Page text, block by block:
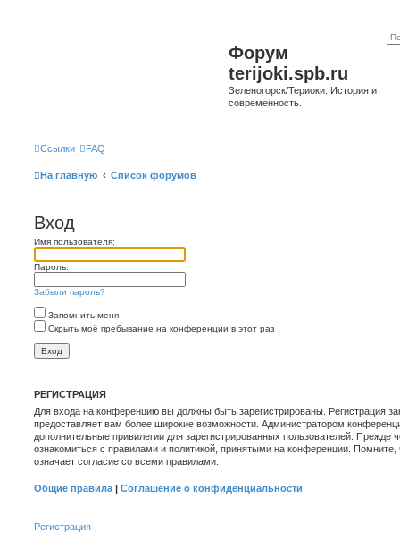
Форум
terijoki.spb.ru
Зеленогорск/Териоки. История и
современность.
Ссылки FAQ
На главную Список форумов
Вход
Имя пользователя:
Пароль:
Забыли пароль?
Запомнить меня
Скрыть моё пребывание на конференции в этот раз
РЕГИСТРАЦИЯ
Для входа на конференцию вы должны быть зарегистрированы. Регистрация
предоставляет вам более широкие возможности. Администратором
дополнительные привилегии для зарегистрированных пользователей. Прежде
ознакомиться с правилами и политикой, принятыми на конференции.
означает согласие со всеми правилами.
Общие правила | Соглашение о конфиденциальности
Регистрация